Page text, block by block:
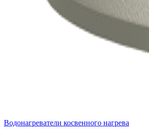
Водонагреватели косвенного нагрева